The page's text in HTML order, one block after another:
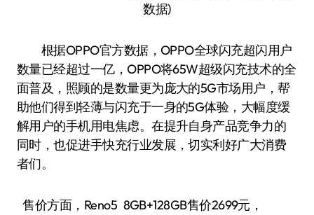
数据)
根据OPPO官方数据，OPPO全球闪充超闪用户
数量已经超过一亿，OPPO将65W超级闪充技术的全
面普及，照顾的是数量更为庞大的5G市场用户，帮
助他们得到轻薄与闪充于一身的5G体验，大幅度缓
解用户的手机用电焦虑。在提升自身产品竞争力的
同时，也促进手快充行业发展，切实利好广大消费
者们。
售价方面，Reno5 8GB+128GB售价2699元，